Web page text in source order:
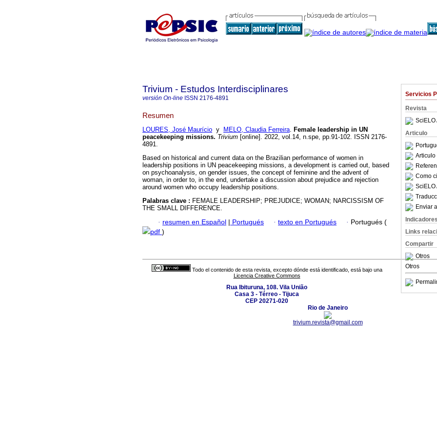
Servicios
Revista
SciELO
Articulo
Articulo
Como
SciELO
Enviar
Indicadores
Links
Compartir
Otros
Otros
Trivium - Estudos Interdisciplinares
versión On-line ISSN 2176-4891
Resumen
LOURES, José Maurício y MELO, Claudia Ferreira. Female leadership in UN
peacekeeping missions. Trivium [online]. 2022, vol.14, n.spe, pp.91-102. ISSN 2176-
4891.
Based on historical and current data on the Brazilian performance of women in
leadership positions in UN peacekeeping missions, a development is carried out, based
on psychoanalysis, on gender issues, the concept of feminine and the advent of
woman, in order to, in the end, undertake a discussion about prejudice and rejection
around women who occupy leadership positions.
Palabras clave : FEMALE LEADERSHIP; PREJUDICE; WOMAN; NARCISSISM OF
THE SMALL DIFFERENCE.
· resumen en Español | Portugués · texto en Portugués · Portugués (
pdf )
Todo el contenido de esta revista, excepto dónde está identificado, está bajo una
Licencia Creative Commons
Rua Ibituruna, 108. Vila União
Casa 3 - Térreo - Tijuca
CEP 20271-020
Rio de Janeiro
trivium.revista@gmail.com